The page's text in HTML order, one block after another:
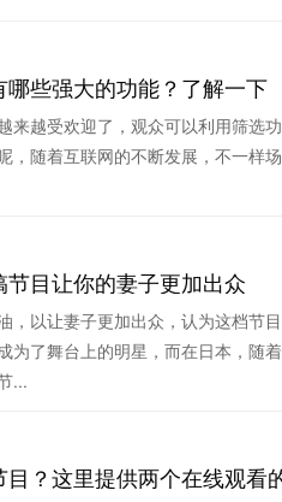
些强大的功能？了解一下
越受欢迎了，观众可以利用筛选功
，随着互联网的不断发展，不一样
目让你的妻子更加出众
，以让妻子更加出众，认为这档节
了舞台上的明星，而在日本，随着
...
？这里提供两个在线观看